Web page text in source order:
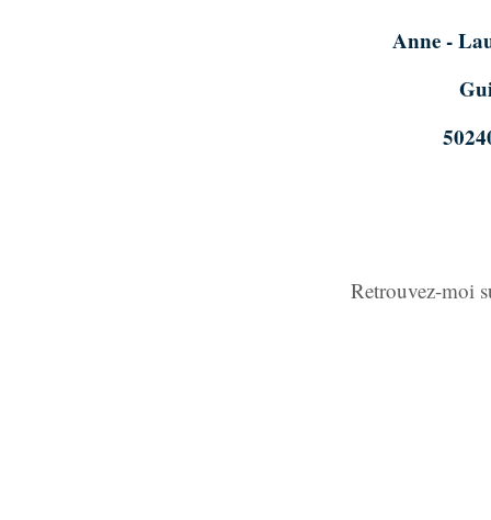
Anne -
Retrouvez-moi